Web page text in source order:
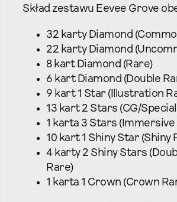
Skład zestawu Eevee Grove
32 karty Diamond
22 karty Diamond
8 kart Diamond (Rare)
6 kart Diamond (Double
9 kart 1 Star (Illustration
13 kart 2 Stars (CG/
1 karta 3 Stars (Immersive
10 kart 1 Shiny Star (Shiny
4 karty 2 Shiny Stars
Rare)
1 karta 1 Crown (Crown